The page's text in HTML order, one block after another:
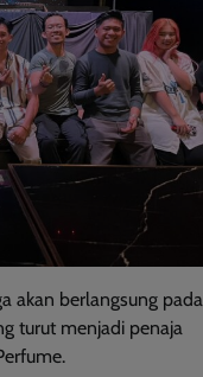
akan berlangsung pada
turut menjadi penaja